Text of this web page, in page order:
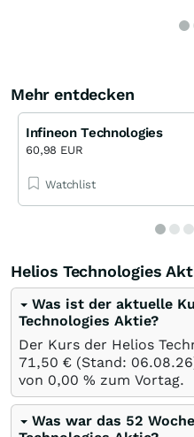
Mehr entdecken
Infineon Technologies
60,98 EUR
Watchlist
Helios Technologies
Was ist der aktuelle
Technologies Aktie?
Der Kurs der Helios
71,50 € (Stand: 06.08.26
von 0,00 % zum Vortag.
Was war das 52